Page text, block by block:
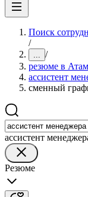
Поиск
/
... /
резюме в
ассистент
сменный
ассистент
Резюме